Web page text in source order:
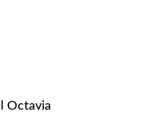
Octavia